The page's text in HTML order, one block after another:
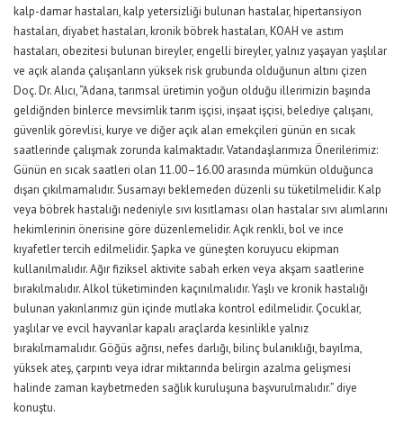
kalp-damar hastaları, kalp yetersizliği bulunan hastalar, hipertansiyon
hastaları, diyabet hastaları, kronik böbrek hastaları, KOAH ve astım
hastaları, obezitesi bulunan bireyler, engelli bireyler, yalnız yaşayan yaşlılar
ve açık alanda çalışanların yüksek risk grubunda olduğunun altını çizen
Doç. Dr. Alıcı, “Adana, tarımsal üretimin yoğun olduğu illerimizin başında
geldiğnden binlerce mevsimlik tarım işçisi, inşaat işçisi, belediye çalışanı,
güvenlik görevlisi, kurye ve diğer açık alan emekçileri günün en sıcak
saatlerinde çalışmak zorunda kalmaktadır. Vatandaşlarımıza Önerilerimiz:
Günün en sıcak saatleri olan 11.00–16.00 arasında mümkün olduğunca
dışarı çıkılmamalıdır. Susamayı beklemeden düzenli su tüketilmelidir. Kalp
veya böbrek hastalığı nedeniyle sıvı kısıtlaması olan hastalar sıvı alımlarını
hekimlerinin önerisine göre düzenlemelidir. Açık renkli, bol ve ince
kıyafetler tercih edilmelidir. Şapka ve güneşten koruyucu ekipman
kullanılmalıdır. Ağır fiziksel aktivite sabah erken veya akşam saatlerine
bırakılmalıdır. Alkol tüketiminden kaçınılmalıdır. Yaşlı ve kronik hastalığı
bulunan yakınlarımız gün içinde mutlaka kontrol edilmelidir. Çocuklar,
yaşlılar ve evcil hayvanlar kapalı araçlarda kesinlikle yalnız
bırakılmamalıdır. Göğüs ağrısı, nefes darlığı, bilinç bulanıklığı, bayılma,
yüksek ateş, çarpıntı veya idrar miktarında belirgin azalma gelişmesi
halinde zaman kaybetmeden sağlık kuruluşuna başvurulmalıdır.” diye
konuştu.